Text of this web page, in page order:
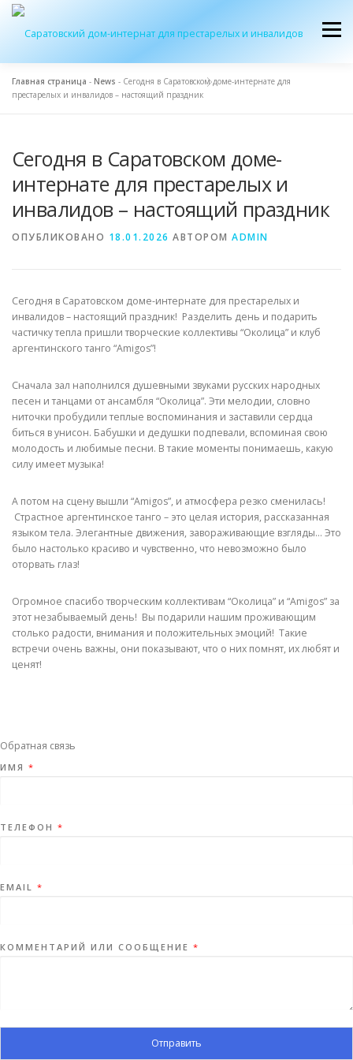
Перейти
содержимому
Меню
ОБ УЧРЕЖДЕНИИ ЭКСКУРСИЯ
ЖУРНАЛ “ДОМ” КОНТАКТЫ
Главная страница - News - Сегодня в Саратовском доме-интернате для
престарелых и инвалидов – настоящий праздник
Сегодня в Саратовском доме-
интернате для престарелых и
инвалидов – настоящий праздник
ОПУБЛИКОВАНО 18.01.2026 АВТОРОМ ADMIN
Сегодня в Саратовском доме-интернате для престарелых и
инвалидов – настоящий праздник! Разделить день и подарить
частичку тепла пришли творческие коллективы “Околица” и клуб
аргентинского танго “Amigos”!
Сначала зал наполнился душевными звуками русских народных
песен и танцами от ансамбля “Околица”. Эти мелодии, словно
ниточки пробудили теплые воспоминания и заставили сердца
биться в унисон. Бабушки и дедушки подпевали, вспоминая свою
молодость и любимые песни. В такие моменты понимаешь, какую
силу имеет музыка!
А потом на сцену вышли “Amigos”, и атмосфера резко сменилась!
Страстное аргентинское танго – это целая история, рассказанная
языком тела. Элегантные движения, завораживающие взгляды… Это
было настолько красиво и чувственно, что невозможно было
оторвать глаз!
Огромное спасибо творческим коллективам “Околица” и “Amigos” за
этот незабываемый день! Вы подарили нашим проживающим
столько радости, внимания и положительных эмоций! Такие
встречи очень важны, они показывают, что о них помнят, их любят и
ценят!
Обратная связь
ИМЯ *
ТЕЛЕФОН *
EMAIL *
КОММЕНТАРИЙ ИЛИ СООБЩЕНИЕ *
Отправить